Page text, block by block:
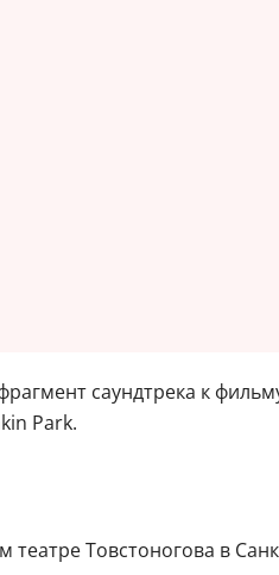
саундтрека к
Park.
Товстоногова в